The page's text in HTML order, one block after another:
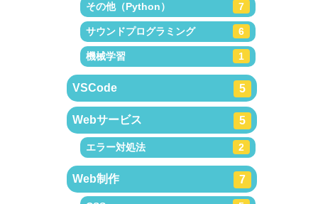
その他（Python） 7
サウンドプログラミング 6
機械学習 1
VSCode 5
Webサービス 5
エラー対処法 2
Web制作 7